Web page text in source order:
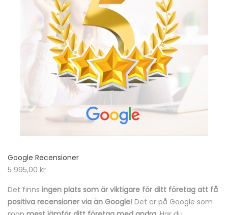
Google Recensioner
5 995,00 kr
Det finns ingen plats som är viktigare för ditt företag att få
positiva recensioner via än Google! Det är på Google som